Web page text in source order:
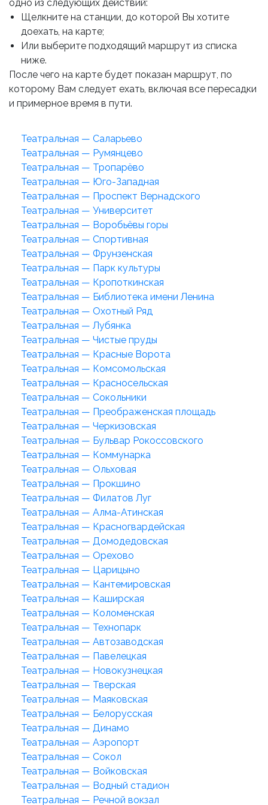
одно из следующих действий:
Щелкните на станции, до которой Вы хотите
доехать, на карте;
Или выберите подходящий маршрут из списка
ниже.
После чего на карте будет показан маршрут, по
которому Вам следует ехать, включая все пересадки
и примерное время в пути.
Театральная — Саларьево
Театральная — Румянцево
Театральная — Тропарёво
Театральная — Юго-Западная
Театральная — Проспект Вернадского
Театральная — Университет
Театральная — Воробьёвы горы
Театральная — Спортивная
Театральная — Фрунзенская
Театральная — Парк культуры
Театральная — Кропоткинская
Театральная — Библиотека имени Ленина
Театральная — Охотный Ряд
Театральная — Лубянка
Театральная — Чистые пруды
Театральная — Красные Ворота
Театральная — Комсомольская
Театральная — Красносельская
Театральная — Сокольники
Театральная — Преображенская площадь
Театральная — Черкизовская
Театральная — Бульвар Рокоссовского
Театральная — Коммунарка
Театральная — Ольховая
Театральная — Прокшино
Театральная — Филатов Луг
Театральная — Алма-Атинская
Театральная — Красногвардейская
Театральная — Домодедовская
Театральная — Орехово
Театральная — Царицыно
Театральная — Кантемировская
Театральная — Каширская
Театральная — Коломенская
Театральная — Технопарк
Театральная — Автозаводская
Театральная — Павелецкая
Театральная — Новокузнецкая
Театральная — Тверская
Театральная — Маяковская
Театральная — Белорусская
Театральная — Динамо
Театральная — Аэропорт
Театральная — Сокол
Театральная — Войковская
Театральная — Водный стадион
Театральная — Речной вокзал